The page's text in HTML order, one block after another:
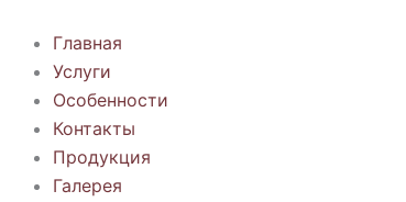
содержимому
Главная
Услуги
Особенности
Контакты
Продукция
Галерея